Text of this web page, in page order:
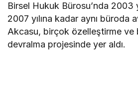
Birsel Hukuk Bürosu’nda 2003
2007 yılına kadar aynı büroda
Akcasu, birçok özelleştirme ve
devralma projesinde yer aldı.